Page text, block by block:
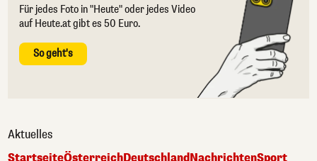
Für jedes Foto in "Heute" oder jedes Video
auf Heute.at gibt es 50 Euro.
So geht's
Aktuelles
StartseiteÖsterreichDeutschlandNachrichtenSport